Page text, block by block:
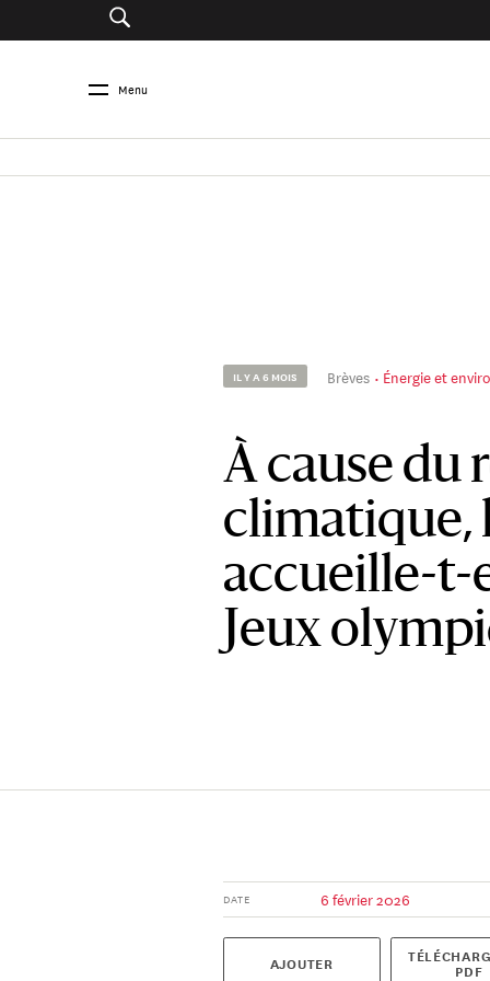
Menu
IL Y A 6 MOIS Brèves Énergie et
À cause du
climatique,
accueille-t-
Jeux
DATE 6 février 2026
AJOUTER PDF